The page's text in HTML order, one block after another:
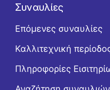
Συναυλίες
Επόμενες συναυλίες
Καλλιτεχνική
Πληροφορίες